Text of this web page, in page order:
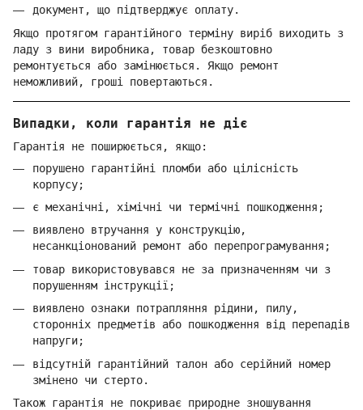
документ, що підтверджує оплату.
Якщо протягом гарантійного терміну виріб виходить з
ладу з вини виробника, товар безкоштовно
ремонтується або замінюється. Якщо ремонт
неможливий, гроші повертаються.
Випадки, коли гарантія не діє
Гарантія не поширюється, якщо:
порушено гарантійні пломби або цілісність
корпусу;
є механічні, хімічні чи термічні пошкодження;
виявлено втручання у конструкцію,
несанкціонований ремонт або перепрограмування;
товар використовувався не за призначенням чи з
порушенням інструкції;
виявлено ознаки потрапляння рідини, пилу,
сторонніх предметів або пошкодження від перепадів
напруги;
відсутній гарантійний талон або серійний номер
змінено чи стерто.
Також гарантія не покриває природне зношування